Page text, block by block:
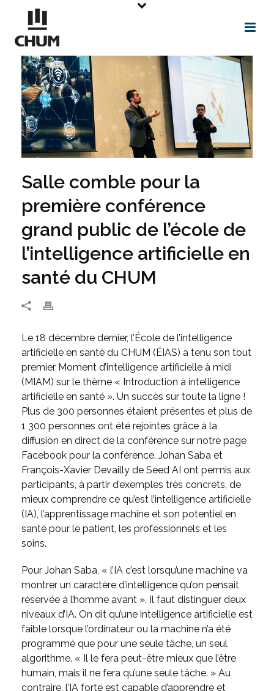
Salle comble pour la
première conférence
grand public de l’école de
l’intelligence artificielle en
santé du CHUM
Le 18 décembre dernier, l’École de l’intelligence
artificielle en santé du CHUM (ÉIAS) a tenu son tout
premier Moment d’intelligence artificielle à midi
(MIAM) sur le thème « Introduction à intelligence
artificielle en santé ». Un succès sur toute la ligne !
Plus de 300 personnes étaient présentes et plus de
1 300 personnes ont été rejointes grâce à la
diffusion en direct de la conférence sur notre page
Facebook pour la conférence. Johan Saba et
François-Xavier Devailly de Seed AI ont permis aux
participants, à partir d’exemples très concrets, de
mieux comprendre ce qu’est l’intelligence artificielle
(IA), l’apprentissage machine et son potentiel en
santé pour le patient, les professionnels et les
soins.
Pour Johan Saba, « l’IA c’est lorsqu’une machine va
montrer un caractère d’intelligence qu’on pensait
réservée à l’homme avant ». Il faut distinguer deux
niveaux d’IA. On dit qu’une intelligence artificielle est
faible lorsque l’ordinateur ou la machine n’a été
programmé que pour une seule tâche, un seul
algorithme. « Il le fera peut-être mieux que l’être
humain, mais il ne fera qu’une seule tâche. » Au
contraire, l’IA forte est capable d’apprendre et